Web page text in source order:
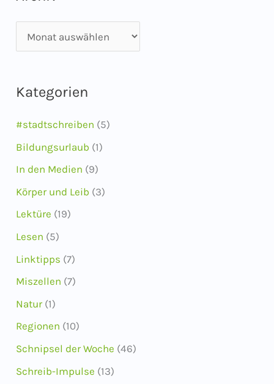
r
h
Kategorien
#stadtschreiben (5)
Bildungsurlaub (1)
In den Medien (9)
Körper und Leib (3)
Lektüre (19)
Lesen (5)
Linktipps (7)
Miszellen (7)
Natur(1)
Regionen (10)
Schnipsel der Woche (46)
Schreib-Impulse (13)